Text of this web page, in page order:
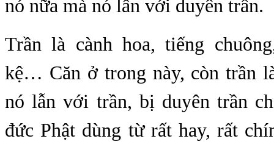
nó nữa mà nó lẫn với duyên trần.
Trần là cành hoa, tiếng
kệ… Căn ở trong này, còn trần
nó lẫn với trần, bị duyên trần
đức Phật dùng từ rất hay, rất